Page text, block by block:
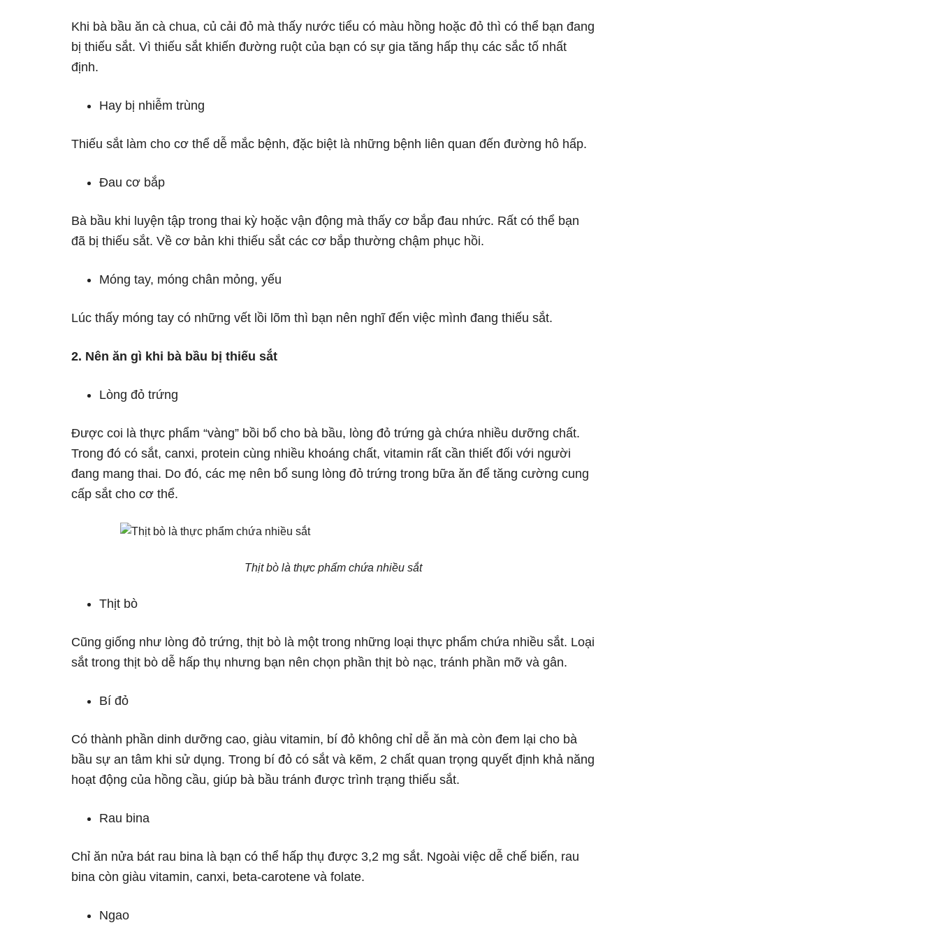
Khi bà bầu ăn cà chua, củ cải đỏ mà thấy nước tiểu có màu hồng hoặc đỏ thì có thể bạn đang
bị thiếu sắt. Vì thiếu sắt khiến đường ruột của bạn có sự gia tăng hấp thụ các sắc tố nhất
định.
Hay bị nhiễm trùng
Thiếu sắt làm cho cơ thể dễ mắc bệnh, đặc biệt là những bệnh liên quan đến đường hô hấp.
Đau cơ bắp
Bà bầu khi luyện tập trong thai kỳ hoặc vận động mà thấy cơ bắp đau nhức. Rất có thể bạn
đã bị thiếu sắt. Về cơ bản khi thiếu sắt các cơ bắp thường chậm phục hồi.
Móng tay, móng chân mỏng, yếu
Lúc thấy móng tay có những vết lồi lõm thì bạn nên nghĩ đến việc mình đang thiếu sắt.
2. Nên ăn gì khi bà bầu bị thiếu sắt
Lòng đỏ trứng
Được coi là thực phẩm “vàng” bồi bổ cho bà bầu, lòng đỏ trứng gà chứa nhiều dưỡng chất.
Trong đó có sắt, canxi, protein cùng nhiều khoáng chất, vitamin rất cần thiết đối với người
đang mang thai. Do đó, các mẹ nên bổ sung lòng đỏ trứng trong bữa ăn để tăng cường cung
cấp sắt cho cơ thể.
Thịt bò là thực phẩm chứa nhiều sắt
Thịt bò
Cũng giống như lòng đỏ trứng, thịt bò là một trong những loại thực phẩm chứa nhiều sắt. Loại
sắt trong thịt bò dễ hấp thụ nhưng bạn nên chọn phần thịt bò nạc, tránh phần mỡ và gân.
Bí đỏ
Có thành phần dinh dưỡng cao, giàu vitamin, bí đỏ không chỉ dễ ăn mà còn đem lại cho bà
bầu sự an tâm khi sử dụng. Trong bí đỏ có sắt và kẽm, 2 chất quan trọng quyết định khả năng
hoạt động của hồng cầu, giúp bà bầu tránh được trình trạng thiếu sắt.
Rau bina
Chỉ ăn nửa bát rau bina là bạn có thể hấp thụ được 3,2 mg sắt. Ngoài việc dễ chế biến, rau
bina còn giàu vitamin, canxi, beta-carotene và folate.
Ngao